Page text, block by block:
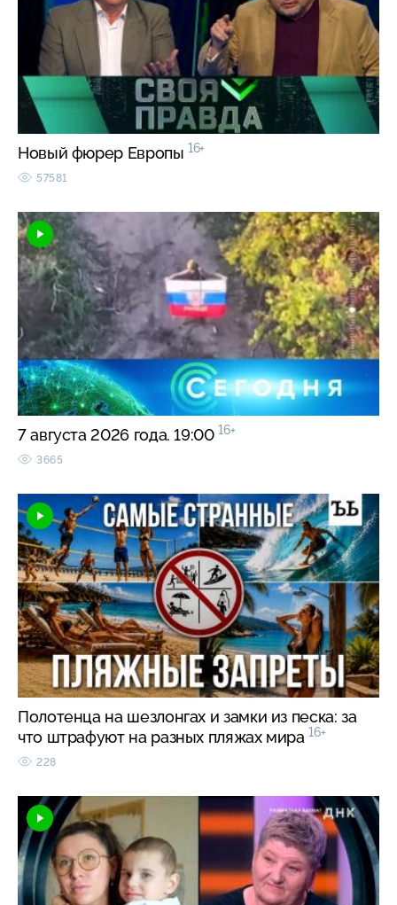
Новый фюрер Европы 16+
57581
7 августа 2026 года. 19:00 16+
3665
Полотенца на шезлонгах и замки из песка: за
что штрафуют на разных пляжах мира 16+
228